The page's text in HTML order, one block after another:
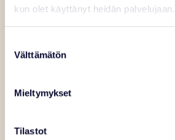
kun olet käyttänyt heidän palvelujaan.
valinta
Välttämätön
Mieltymykset
Tilastot
Aurora nights
Snowshoeing
Departure: Daily at 21:00